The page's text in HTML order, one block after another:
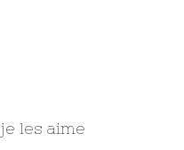
les aime